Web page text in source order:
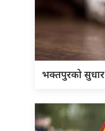
भक्तपुरको